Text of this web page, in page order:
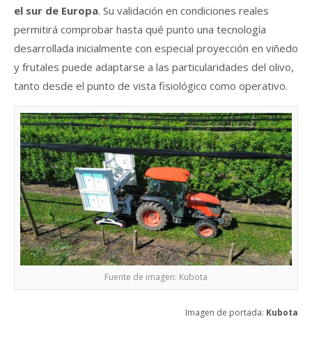
el sur de Europa. Su validación en condiciones reales
permitirá comprobar hasta qué punto una tecnología
desarrollada inicialmente con especial proyección en viñedo
y frutales puede adaptarse a las particularidades del olivo,
tanto desde el punto de vista fisiológico como operativo.
Fuente de imagen: Kubota
Imagen de portada: Kubota